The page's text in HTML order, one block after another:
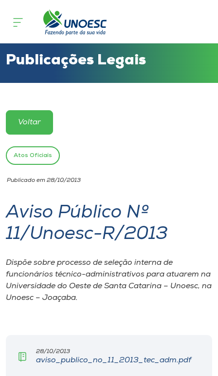
Cursos
Atendimento ao Estudante
Portal de Ensino
Unoesc
Internacionalização
I.nova
Diplomados
Cultura
Biblioteca
Publicações Legais
Voltar
Atos Oficiais
Publicado em 28/10/2013
Aviso Público Nº
11/Unoesc-R/2013
Dispõe sobre processo de seleção interna de
funcionários técnico-administrativos para atuarem na
Universidade do Oeste de Santa Catarina – Unoesc, na
Unoesc – Joaçaba.
28/10/2013
aviso_publico_no_11_2013_tec_adm.pdf